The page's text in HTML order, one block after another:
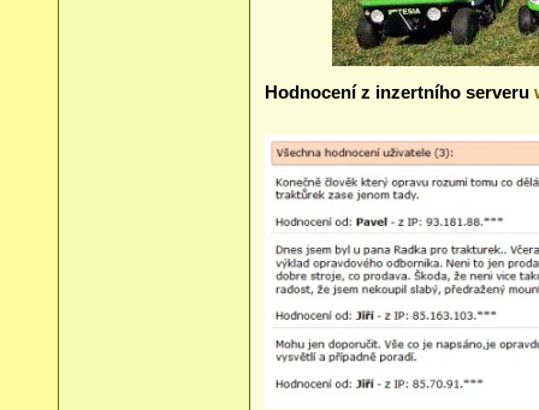
Hodnocení z inzertního serveru